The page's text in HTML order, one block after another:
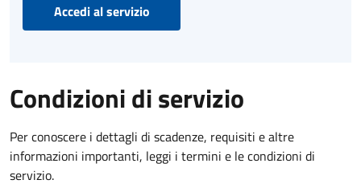
Accedi al servizio
Condizioni di servizio
Per conoscere i dettagli di scadenze, requisiti e altre
informazioni importanti, leggi i termini e le condizioni di
servizio.